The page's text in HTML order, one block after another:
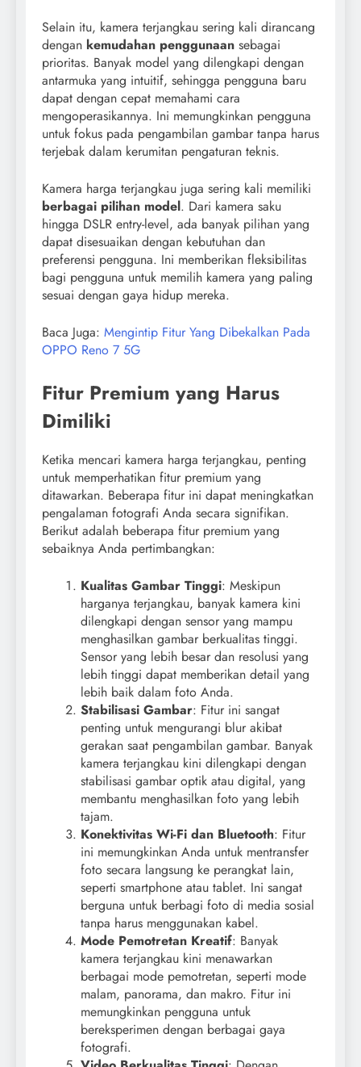
Selain itu, kamera terjangkau sering kali dirancang
dengan kemudahan penggunaan sebagai
prioritas. Banyak model yang dilengkapi dengan
antarmuka yang intuitif, sehingga pengguna baru
dapat dengan cepat memahami cara
mengoperasikannya. Ini memungkinkan pengguna
untuk fokus pada pengambilan gambar tanpa harus
terjebak dalam kerumitan pengaturan teknis.
Kamera harga terjangkau juga sering kali memiliki
berbagai pilihan model. Dari kamera saku
hingga DSLR entry-level, ada banyak pilihan yang
dapat disesuaikan dengan kebutuhan dan
preferensi pengguna. Ini memberikan fleksibilitas
bagi pengguna untuk memilih kamera yang paling
sesuai dengan gaya hidup mereka.
Baca Juga: Mengintip Fitur Yang Dibekalkan Pada
OPPO Reno 7 5G
Fitur Premium yang Harus
Dimiliki
Ketika mencari kamera harga terjangkau, penting
untuk memperhatikan fitur premium yang
ditawarkan. Beberapa fitur ini dapat meningkatkan
pengalaman fotografi Anda secara signifikan.
Berikut adalah beberapa fitur premium yang
sebaiknya Anda pertimbangkan:
Kualitas Gambar Tinggi: Meskipun
harganya terjangkau, banyak kamera kini
dilengkapi dengan sensor yang mampu
menghasilkan gambar berkualitas tinggi.
Sensor yang lebih besar dan resolusi yang
lebih tinggi dapat memberikan detail yang
lebih baik dalam foto Anda.
Stabilisasi Gambar: Fitur ini sangat
penting untuk mengurangi blur akibat
gerakan saat pengambilan gambar. Banyak
kamera terjangkau kini dilengkapi dengan
stabilisasi gambar optik atau digital, yang
membantu menghasilkan foto yang lebih
tajam.
Konektivitas Wi-Fi dan Bluetooth: Fitur
ini memungkinkan Anda untuk mentransfer
foto secara langsung ke perangkat lain,
seperti smartphone atau tablet. Ini sangat
berguna untuk berbagi foto di media sosial
tanpa harus menggunakan kabel.
Mode Pemotretan Kreatif: Banyak
kamera terjangkau kini menawarkan
berbagai mode pemotretan, seperti mode
malam, panorama, dan makro. Fitur ini
memungkinkan pengguna untuk
bereksperimen dengan berbagai gaya
fotografi.